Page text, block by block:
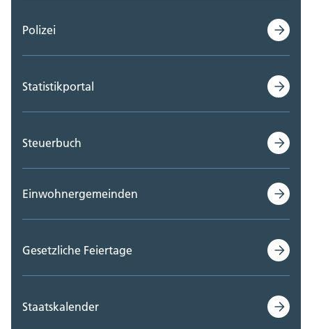
Polizei
Statistikportal
Steuerbuch
Einwohnergemeinden
Gesetzliche Feiertage
Staatskalender